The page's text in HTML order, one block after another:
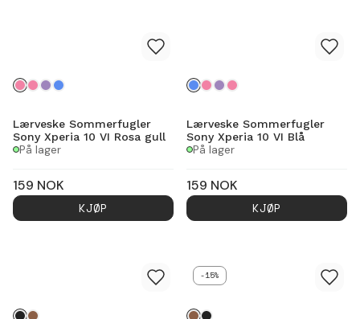
Lærveske Sommerfugler
Sony Xperia 10 VI Rosa gull
På lager
159 NOK
KJØP
Lærveske Sommerfugler
Sony Xperia 10 VI Blå
På lager
159 NOK
KJØP
-15%